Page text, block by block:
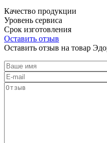
Качество продукции
Уровень сервиса
Срок изготовления
Оставить отзыв
Оставить отзыв на товар